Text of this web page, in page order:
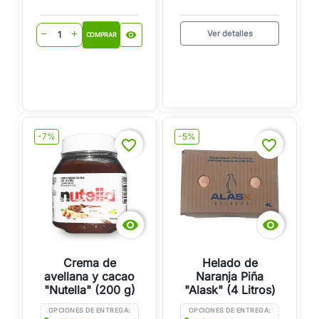
remove add COMPRAR visibility Ver detalles
-7%

favorite_border
Crema de
avellana y cacao
"Nutella" (200 g)
OPCIONES DE ENTREGA:
-5%

favorite_border
Helado de
Naranja Piña
"Alask" (4 Litros)
OPCIONES DE ENTREGA: